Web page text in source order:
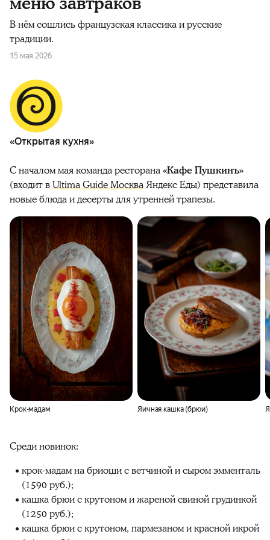
В нём сошлись французская классика и русские
традиции.
15 мая 2026
«Открытая кухня»
С началом мая команда ресторана«Кафе Пушкинъ»
(входит вUltima Guide МоскваЯндекс Еды) представила
новые блюда и десерты для утренней трапезы.
Крок-мадам Яичная кашка (брюи)
Среди новинок:
крок-мадам на бриоши с ветчиной и сыром эмменталь
(1590 руб.);
кашка брюи с крутоном и жареной свиной грудинкой
(1250 руб.);
кашка брюи с крутоном, пармезаном и красной икрой